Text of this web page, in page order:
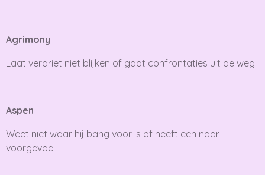
Agrimony
Laat verdriet niet blijken of gaat confrontaties uit de weg
Aspen
Weet niet waar hij bang voor is of heeft een naar
voorgevoel